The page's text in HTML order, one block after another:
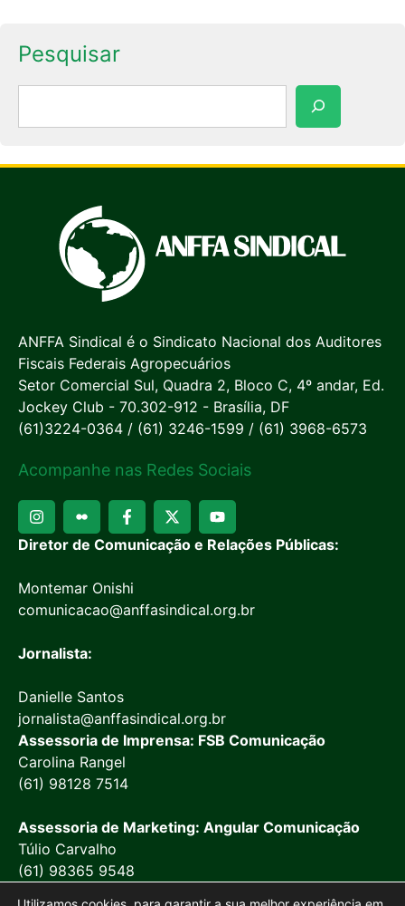
Pesquisar
ANFFA Sindical é o Sindicato Nacional dos Auditores
Fiscais Federais Agropecuários
Setor Comercial Sul, Quadra 2, Bloco C, 4º andar, Ed.
Jockey Club - 70.302-912 - Brasília, DF
(61)3224-0364 / (61) 3246-1599 / (61) 3968-6573
Acompanhe nas Redes Sociais
Diretor de Comunicação e Relações Públicas:
Montemar Onishi
comunicacao@anffasindical.org.br
Jornalista:
Danielle Santos
jornalista@anffasindical.org.br
Assessoria de Imprensa: FSB Comunicação
Carolina Rangel
(61) 98128 7514
Assessoria de Marketing: Angular Comunicação
Túlio Carvalho
(61) 98365 9548